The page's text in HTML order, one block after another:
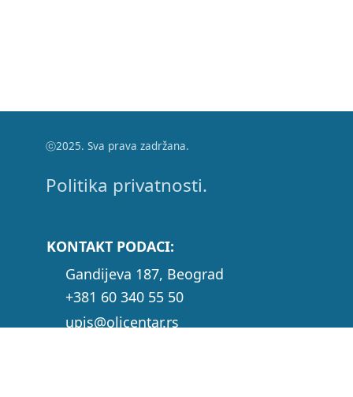
ⓒ2025. Sva prava zadržana.
Politika privatnosti.
KONTAKT PODACI:
Gandijeva 187, Beograd
+381 60 340 55 50
upis@olicentar.rs